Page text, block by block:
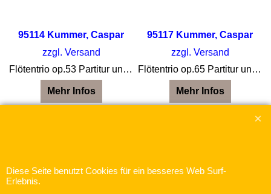
95114 Kummer, Caspar
zzgl. Versand
Flötentrio op.53 Partitur und Stimmen
Mehr Infos
95117 Kummer, Caspar
zzgl. Versand
Flötentrio op.65 Partitur und Stimmen
Mehr Infos
Diese Seite benutzt Cookies für ein besseres Web Surf-
Erlebnis.